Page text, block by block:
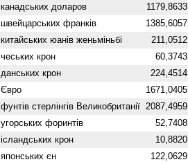
канадських доларов 1179,8633
швейцарських франків 1385,6057
китайських юанів женьмiньбi 211,0512
чеських крон 60,3743
данських крон 224,4514
Євро 1671,0405
фунтів стерлінгів Велико­британії 2087,4959
угорських форинтів 52,7408
ісландських крон 10,8820
японських єн 122,0629